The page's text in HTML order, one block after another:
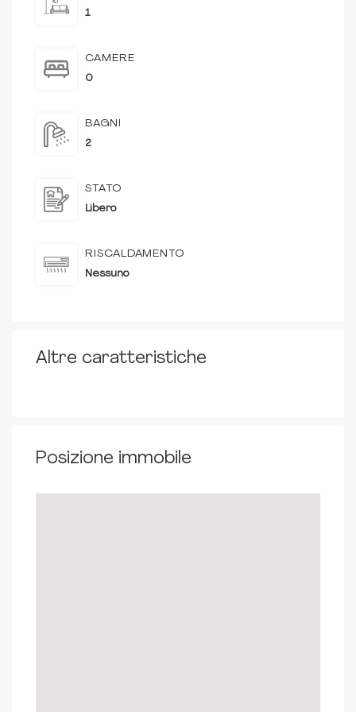
1
CAMERE
0
BAGNI
2
STATO
Libero
RISCALDAMENTO
Nessuno
Altre caratteristiche
Posizione immobile